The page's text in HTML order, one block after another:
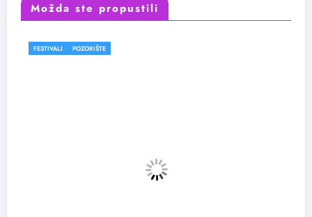
Možda ste propustili